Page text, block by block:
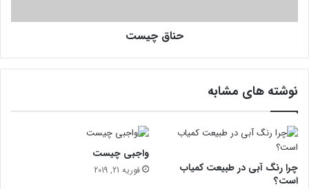
س
حناق چیست
نوشته های مشابه
چرا رنگ آبی در طبیعت کمیاب
است؟
واجبی چیست
فوریه 21, 2019